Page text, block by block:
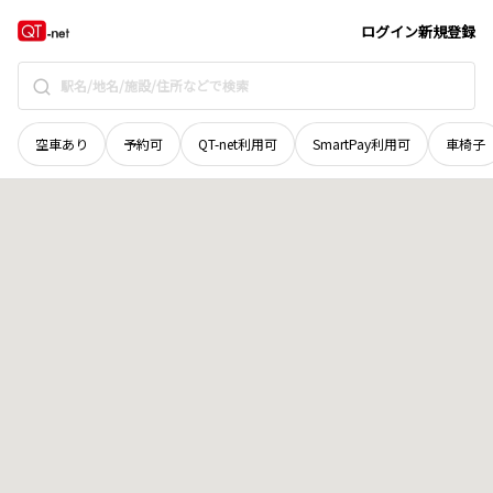
ログイン新規登録
空車あり 予約可 QT-net利用可 SmartPay利用可 車椅子
福井県